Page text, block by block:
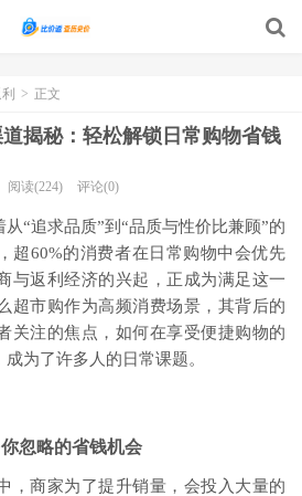
> 正文
揭秘：轻松解锁日常购物省钱
阅读(224) 评论(0)
“追求品质”到“品质与性价比兼顾”的
超60%的消费者在日常购物中会优先
与返利经济的兴起，正成为满足这一
超市购作为高频消费场景，其背后的
关注的焦点，如何在享受便捷购物的
为了许多人的日常课题。
忽略的省钱机会
，商家为了提升销量，会投入大量的